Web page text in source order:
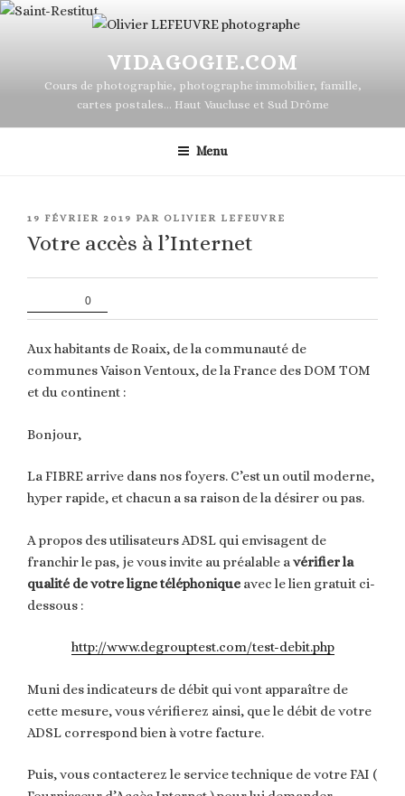
Aller
VIDAGOGIE.COM
Cours de photographie, photographe immobilier, famille,
cartes postales… Haut Vaucluse et Sud Drôme
Menu
PUBLIÉ
19 FÉVRIER 2019 PAR OLIVIER LEFEUVRE
Votre accès à l’Internet
0
Aux habitants de Roaix, de la communauté de
communes Vaison Ventoux, de la France des DOM TOM
et du continent :
Bonjour,
La FIBRE arrive dans nos foyers. C’est un outil moderne,
hyper rapide, et chacun a sa raison de la désirer ou pas.
A propos des utilisateurs ADSL qui envisagent de
franchir le pas, je vous invite au préalable avérifier la
qualité de votre ligne téléphonique avec le lien gratuit ci-
dessous :
http://www.degrouptest.com/test-debit.php
Muni des indicateurs de débit qui vont apparaître de
cette mesure, vous vérifierez ainsi, que le débit de votre
ADSL correspond bien à votre facture.
Puis, vous contacterez le service technique de votre FAI (